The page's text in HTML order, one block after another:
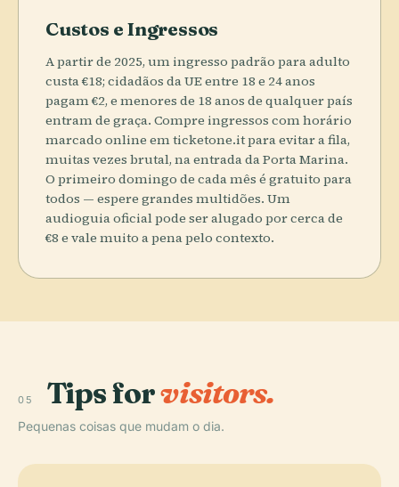
Custos e Ingressos
A partir de 2025, um ingresso padrão para adulto
custa €18; cidadãos da UE entre 18 e 24 anos
pagam €2, e menores de 18 anos de qualquer país
entram de graça. Compre ingressos com horário
marcado online em ticketone.it para evitar a fila,
muitas vezes brutal, na entrada da Porta Marina.
O primeiro domingo de cada mês é gratuito para
todos — espere grandes multidões. Um
audioguia oficial pode ser alugado por cerca de
€8 e vale muito a pena pelo contexto.
05 Tips forvisitors.
Pequenas coisas que mudam o dia.